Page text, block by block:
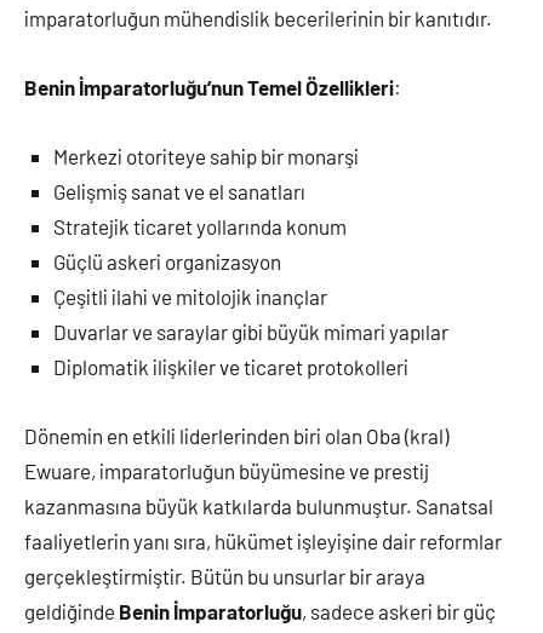
imparatorluğun mühendislik becerilerinin bir kanıtıdır.
Benin İmparatorluğu’nun Temel Özellikleri:
Merkezi otoriteye sahip bir monarşi
Gelişmiş sanat ve el sanatları
Stratejik ticaret yollarında konum
Güçlü askeri organizasyon
Çeşitli ilahi ve mitolojik inançlar
Duvarlar ve saraylar gibi büyük mimari yapılar
Diplomatik ilişkiler ve ticaret protokolleri
Dönemin en etkili liderlerinden biri olan Oba (kral)
Ewuare, imparatorluğun büyümesine ve prestij
kazanmasına büyük katkılarda bulunmuştur. Sanatsal
faaliyetlerin yanı sıra, hükümet işleyişine dair reformlar
gerçekleştirmiştir. Bütün bu unsurlar bir araya
geldiğinde Benin İmparatorluğu, sadece askeri bir güç